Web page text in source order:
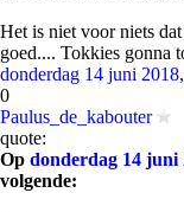
Het is niet voor niets
goed.... Tokkies gonna
donderdag 14 juni
0
Paulus_de_kabouter
quote:
Op donderdag 14 juni
volgende: